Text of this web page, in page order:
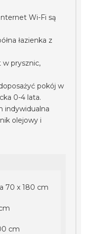
Wi-Fi są
łazienka z
w prysznic,
pokój w
0-4 lata.
indywidualna
olejowy i
70 x 180 cm
cm